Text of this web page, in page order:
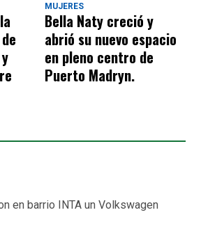
MUJERES
Bella Naty creció y
abrió su nuevo espacio
en pleno centro de
Puerto Madryn.